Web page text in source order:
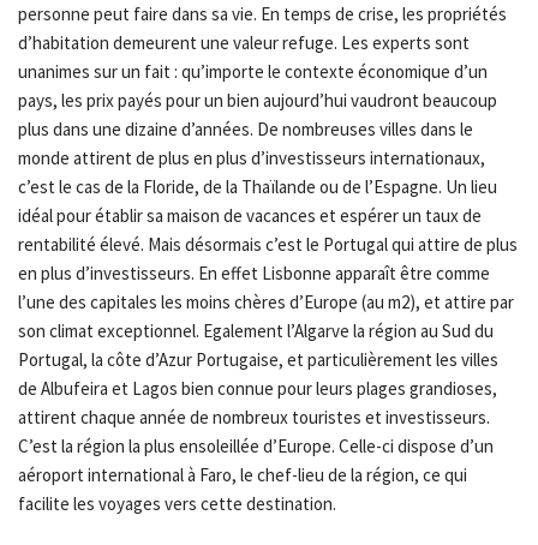
personne peut faire dans sa vie. En temps de crise, les propriétés
d’habitation demeurent une valeur refuge. Les experts sont
unanimes sur un fait : qu’importe le contexte économique d’un
pays, les prix payés pour un bien aujourd’hui vaudront beaucoup
plus dans une dizaine d’années. De nombreuses villes dans le
monde attirent de plus en plus d’investisseurs internationaux,
c’est le cas de la Floride, de la Thaïlande ou de l’Espagne. Un lieu
idéal pour établir sa maison de vacances et espérer un taux de
rentabilité élevé. Mais désormais c’est le Portugal qui attire de plus
en plus d’investisseurs. En effet Lisbonne apparaît être comme
l’une des capitales les moins chères d’Europe (au m2), et attire par
son climat exceptionnel. Egalement l’Algarve la région au Sud du
Portugal, la côte d’Azur Portugaise, et particulièrement les villes
de Albufeira et Lagos bien connue pour leurs plages grandioses,
attirent chaque année de nombreux touristes et investisseurs.
C’est la région la plus ensoleillée d’Europe. Celle-ci dispose d’un
aéroport international à Faro, le chef-lieu de la région, ce qui
facilite les voyages vers cette destination.